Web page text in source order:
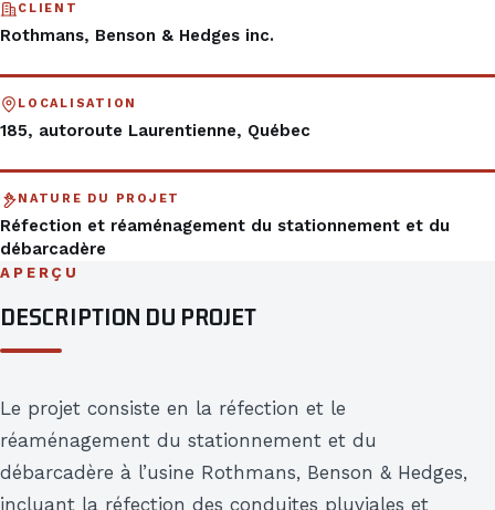
CLIENT
Rothmans, Benson & Hedges inc.
LOCALISATION
185, autoroute Laurentienne, Québec
NATURE DU PROJET
Réfection et réaménagement du stationnement et du
débarcadère
APERÇU
DESCRIPTION DU PROJET
Le projet consiste en la réfection et le
réaménagement du stationnement et du
débarcadère à l’usine Rothmans, Benson & Hedges,
incluant la réfection des conduites pluviales et